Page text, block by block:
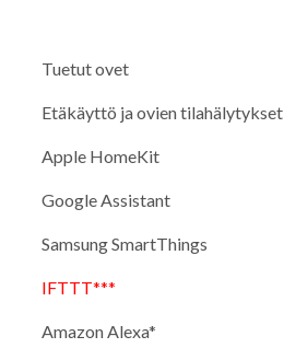
Tuetut ovet
Etäkäyttö ja ovien tilahälytykset
Apple HomeKit
Google Assistant
Samsung SmartThings
IFTTT***
Amazon Alexa*